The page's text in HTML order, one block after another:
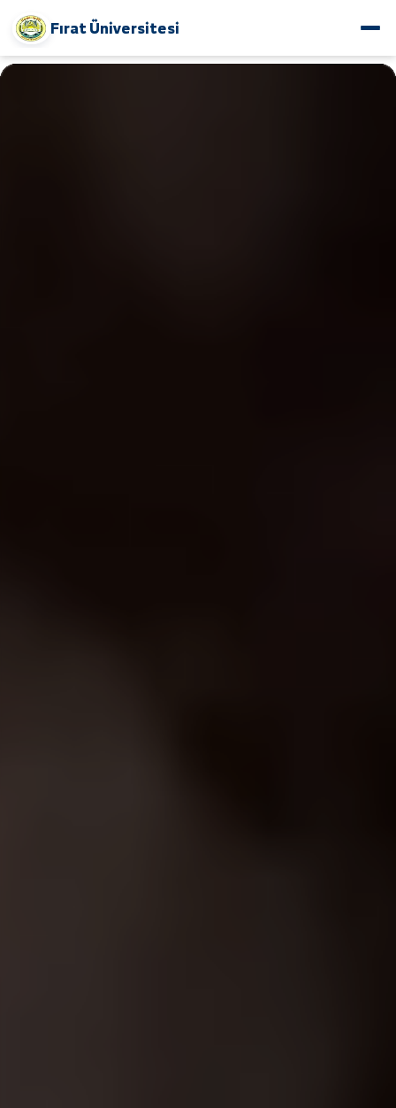
Fırat Üniversitesi
www.alfuratuniv.edu.sy